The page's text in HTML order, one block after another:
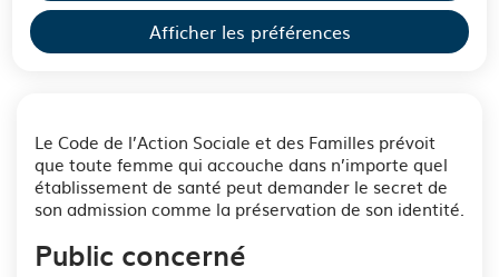
Afficher les préférences
Le Code de l’Action Sociale et des Familles prévoit
que toute femme qui accouche dans n’importe quel
établissement de santé peut demander le secret de
son admission comme la préservation de son identité.
Public concerné